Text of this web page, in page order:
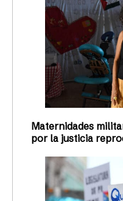
Maternidades
por la justicia